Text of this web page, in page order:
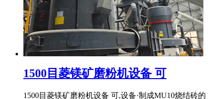
1500目菱镁矿磨粉机设备 可
1500目菱镁矿磨粉机设备 可,设备·制成MU10烧结砖的